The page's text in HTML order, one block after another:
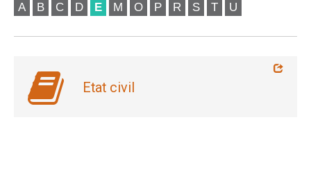
A B C D E M O P R S T U
Etat civil